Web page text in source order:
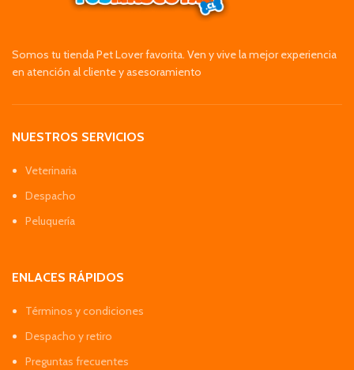
Somos tu tienda Pet Lover favorita. Ven y vive la mejor experiencia
en atención al cliente y asesoramiento
NUESTROS SERVICIOS
Veterinaria
Despacho
Peluquería
ENLACES RÁPIDOS
Términos y condiciones
Despacho y retiro
Preguntas frecuentes